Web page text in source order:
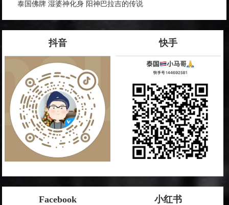
泰国佛牌 湿婆神化身 阳神巴拉吉的传说
抖音 快手
Facebook 小红书